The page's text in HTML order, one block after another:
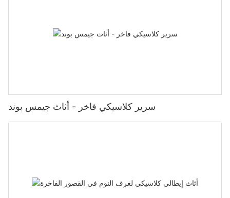
سرير كلاسيكي فاخر - أثاث جيمس بوند